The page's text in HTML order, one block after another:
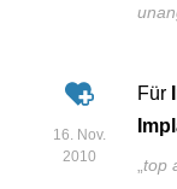
16. Nov.
2010
Für
top